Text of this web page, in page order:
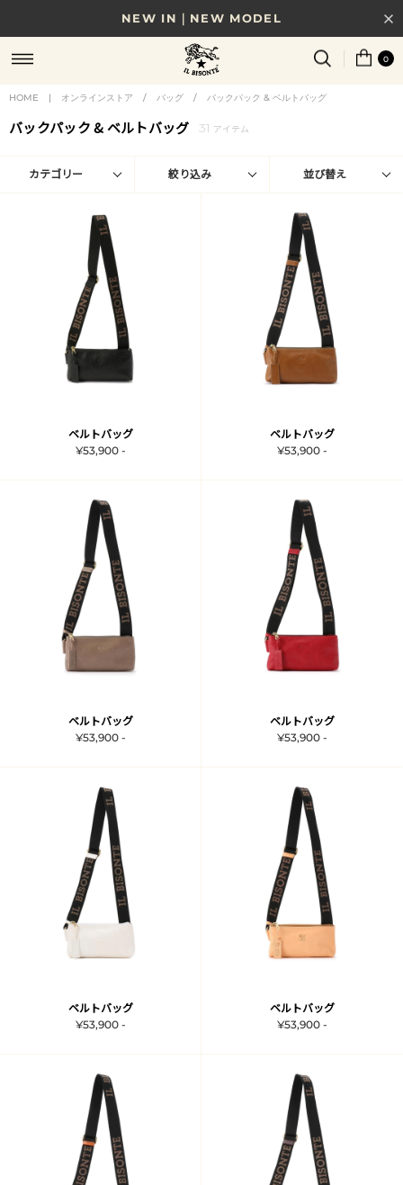
NEW IN｜NEW MODEL
8/17(月)10時まで｜税込11,000円以上で送料無料
贈る相手やシーンから選べる、新しいギフトガイド
NEW IN｜COLOR LEATHER
0
HOME | オンラインストア / バッグ / バックパック & ベルトバッグ
バックパック & ベルトバッグ 31 アイテム
カテゴリー 絞り込み 並び替え
ベルトバッグ
¥53,900 -
ベルトバッグ
¥53,900 -
ベルトバッグ
¥53,900 -
ベルトバッグ
¥53,900 -
ベルトバッグ
¥53,900 -
ベルトバッグ
¥53,900 -